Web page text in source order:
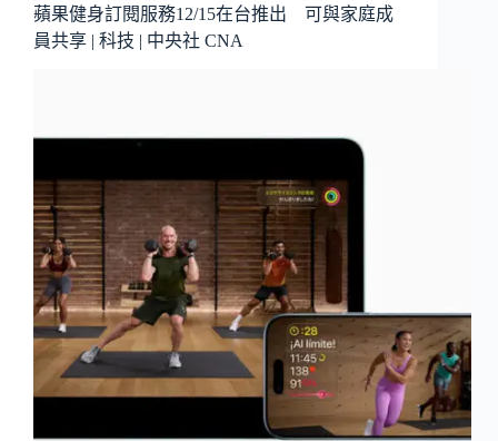
蘋果健身訂閱服務12/15在台推出 可與家庭成
員共享 | 科技 | 中央社 CNA